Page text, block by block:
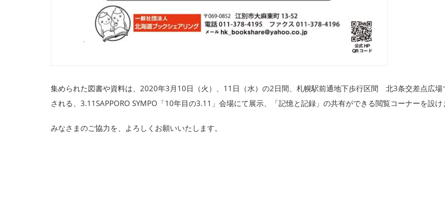
集められた図書や資料は、2020年3月10日（火）、11日（水）の2日間、札幌駅前通地下歩行区間 北3条交差点広場
される、3.11SAPPORO SYMPO「10年目の3.11」会場にて展示、「記憶と記録」の共有ができる閲覧コーナーを設け
みなさまのご協力を、よろしくお願いいたします。